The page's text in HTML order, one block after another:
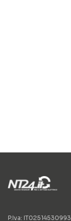
P.Iva: IT02514530993